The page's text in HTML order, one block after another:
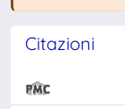
Citazioni